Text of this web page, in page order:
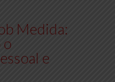
Medida:
o
e